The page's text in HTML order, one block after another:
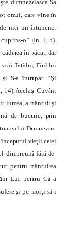
dumnezeiasca Sa
omul, care vine în
nici un întuneric:
o” (In. l, 5).
în păcat, dar
voii Tatălui, Fiul lui
şi S-a întrupat. “Şi
14). Acelaşi Cuvânt
lumea, a mântuit şi
de bucurie, prin
lui Dumnezeu-
începutul vieţii celei
dimpreună-fără-de-
pentru mântuirea
Lui, pentru Că a
şi pe morţi să-i